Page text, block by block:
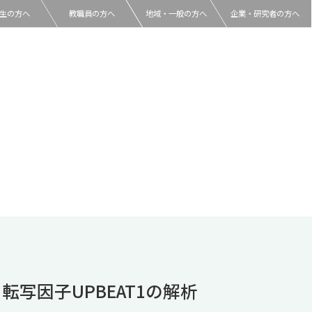
の方へ 教職員の方へ 地域・一般の方へ 企業・研究者の方へ
写因子UPBEAT1の解析